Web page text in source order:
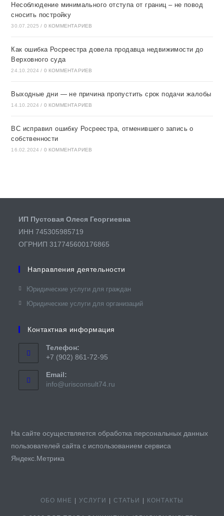
Несоблюдение минимального отступа от границ – не повод
сносить постройку
30.07.2025 / 0 КОММЕНТАРИЕВ
Как ошибка Росреестра довела продавца недвижимости до
Верховного суда
24.10.2024 / 0 КОММЕНТАРИЕВ
Выходные дни — не причина пропустить срок подачи жалобы
14.10.2024 / 0 КОММЕНТАРИЕВ
ВС исправил ошибку Росреестра, отменившего запись о
собственности
16.02.2024 / 0 КОММЕНТАРИЕВ
ИП Пустовая Олеся Георгиевна
ИНН 745305985719
ОГРНИП 317745600176865
Направления деятельности
Юридические услуги для граждан​
Юридические услуги для организаций
Контактная информация
Телефон:
+7 (902) 861-72-95
Email:
info@urisconsult74.ru
На сайте осуществляется обработка персональных данных
пользователей сайта с использованием сервиса
Яндекс.Метрика
ОБО МНЕ УСЛУГИ СТАТЬИ КОНТАКТЫ